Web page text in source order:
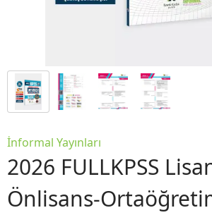
İnformal Yayınları
2026 FULLKPSS
Önlisans-